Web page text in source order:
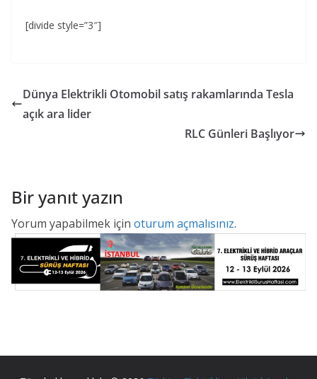
[divide style=”3″]
Dünya Elektrikli Otomobil satış rakamlarında Tesla
açık ara lider
RLC Günleri Başlıyor
Bir yanıt yazın
Yorum yapabilmek için oturum açmalısınız.